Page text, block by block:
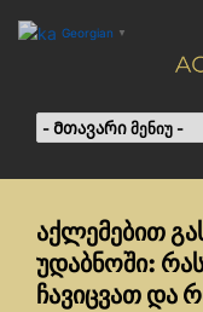
აქლემებით
უდაბნოში:
ჩავიცვათ და
Georgian ▼